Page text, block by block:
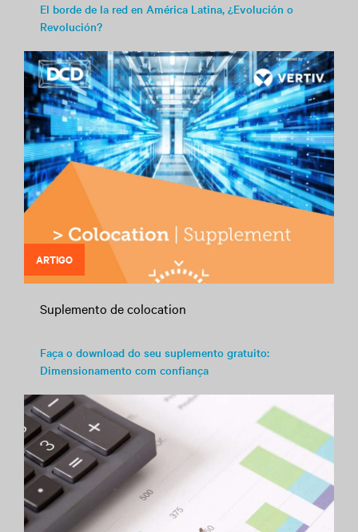
El borde de la red en América Latina, ¿Evolución o
Revolución?
ARTIGO
Suplemento de colocation
Faça o download do seu suplemento gratuito:
Dimensionamento com confiança